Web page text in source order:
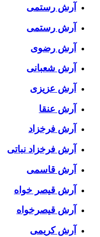
آرش رستمى
آرش رستمی
آرش رضوی
آرش شعبانی
آرش عزیزی
آرش عنقا
آرش فرخزاد
آرش فرخزاد نباتی
آرش قاسمی
آرش قیصر خواه
آرش قیصرخواه
آرش کریمی